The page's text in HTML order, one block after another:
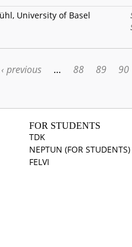
University of Basel
‹ previous … 88 89 90
FOR STUDENTS
TDK
NEPTUN (FOR STUDENTS)
FELVI